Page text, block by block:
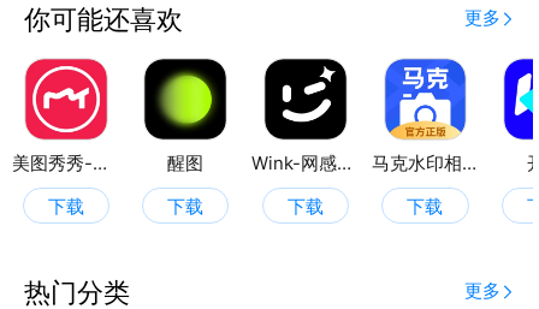
你可能还喜欢 更多
美图秀秀-视频/图片/Live人像精修工具
下载
醒图
下载
Wink-网感出片神器
下载
马克水印相机
下载
热门分类 更多